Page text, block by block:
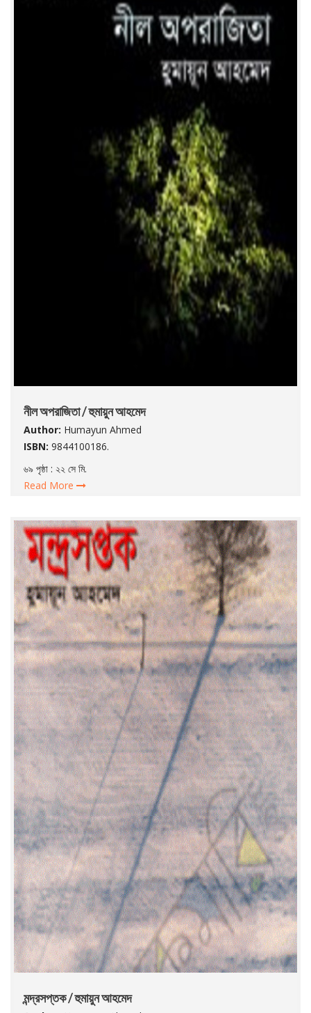
নীল অপরাজিতা / হুমায়ুন আহমেদ
Author: Humayun Ahmed
ISBN: 9844100186.
৬৯ পৃষ্ঠা : ২২ সে মি.
Read More
মন্দ্রসপ্তক / হুমায়ুন আহমেদ